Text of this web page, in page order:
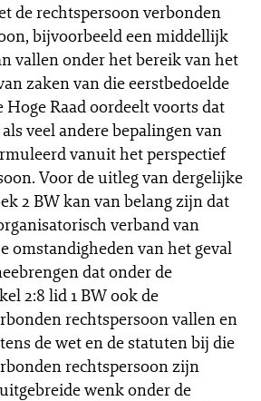
de rechtspersoon verbonden
bijvoorbeeld een middellijk
vallen onder het bereik van het
zaken van die eerstbedoelde
Raad oordeelt voorts dat
veel andere bepalingen van
vanuit het perspectief
Voor de uitleg van dergelijke
2 BW kan van belang zijn dat
verband van
omstandigheden van het geval
dat onder de
2:8 lid 1 BW ook de
rechtspersoon vallen en
de wet en de statuten bij die
rechtspersoon zijn
wenk onder de